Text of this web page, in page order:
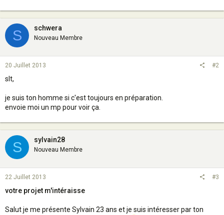
S schwera
Nouveau Membre
20 Juillet 2013 #2
slt,
je suis ton homme si c'est toujours en préparation.
envoie moi un mp pour voir ça.
S sylvain28
Nouveau Membre
22 Juillet 2013 #3
votre projet m'intéraisse
Salut je me présente Sylvain 23 ans et je suis intéresser par ton